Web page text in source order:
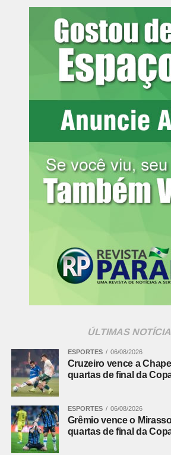
TOP FAMOSOS
Comentários Facebook
Taís Araújo e Lázaro
Ramos exibem obra e brincam
separação: ‘O jeito mais fácil’
ÚLTIMAS
ESPORTES 06/08/2026
Cruzeiro vence a
quartas de final da
ESPORTES 06/08/2026
Grêmio vence o
quartas de final da